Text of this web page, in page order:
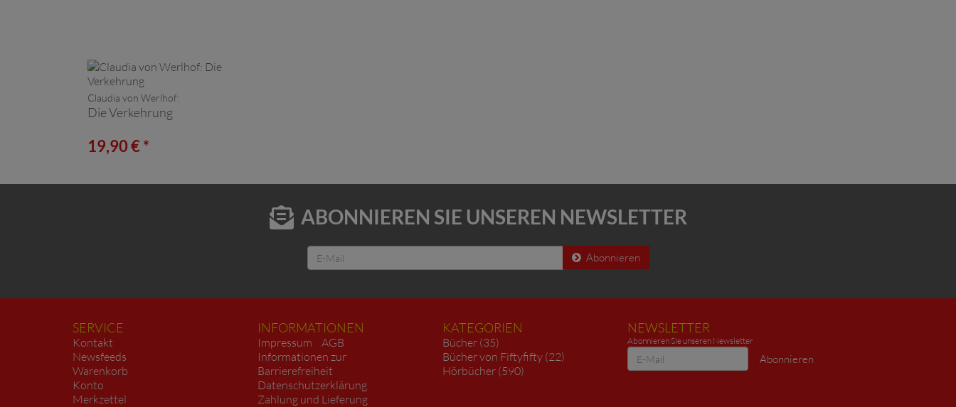
Claudia von Werlhof:
Die Verkehrung
19,90 € *
ABONNIEREN SIE UNSEREN NEWSLETTER
Abonnieren
SERVICE
Kontakt
Newsfeeds
Warenkorb
Konto
Merkzettel
INFORMATIONEN
Impressum
AGB
Informationen zur
Barrierefreiheit
Datenschutzerklärung
Zahlung und Lieferung
KATEGORIEN
Bücher (35)
Bücher von Fiftyfifty (22)
Hörbücher (590)
NEWSLETTER
Abonnieren Sie unseren Newsletter
Newsletter Abonnieren